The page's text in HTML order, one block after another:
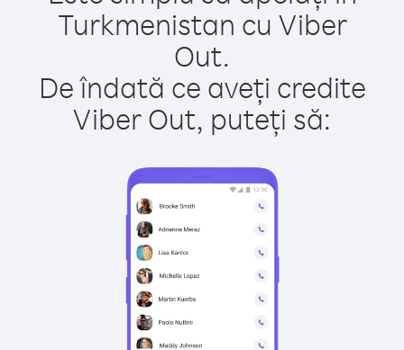
Turkmenistan cu Viber
Out.
De îndată ce aveți credite
Viber Out, puteți să: